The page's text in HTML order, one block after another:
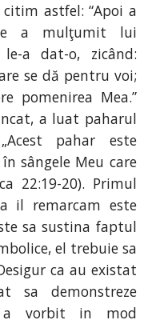
astfel: “Apoi a
a mulţumit lui
a dat-o, zicând:
se dă pentru voi;
pomenirea Mea.”
a luat paharul
pahar este
sângele Meu care
22:19-20). Primul
il remarcam este
sa sustina faptul
el trebuie sa
ca au existat
sa demonstreze
a vorbit in mod